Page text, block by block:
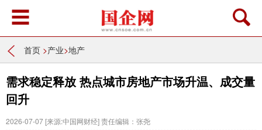
首页 >产业>地产
需求稳定释放 热点城市房地产市场升温、成交量
回升
2026-07-07[来源:中国网财经]责任编辑：张尧